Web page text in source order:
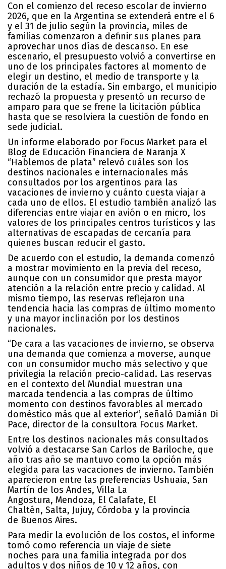
Con el comienzo del receso escolar de invierno
2026, que en la Argentina se extenderá entre el 6
y el 31 de julio según la provincia, miles de
familias comenzaron a definir sus planes para
aprovechar unos días de descanso. En ese
escenario, el presupuesto volvió a convertirse en
uno de los principales factores al momento de
elegir un destino, el medio de transporte y la
duración de la estadía. Sin embargo, el municipio
rechazó la propuesta y presentó un recurso de
amparo para que se frene la licitación pública
hasta que se resolviera la cuestión de fondo en
sede judicial.
Un informe elaborado por Focus Market para el
Blog de Educación Financiera de Naranja X
“Hablemos de plata” relevó cuáles son los
destinos nacionales e internacionales más
consultados por los argentinos para las
vacaciones de invierno y cuánto cuesta viajar a
cada uno de ellos. El estudio también analizó las
diferencias entre viajar en avión o en micro, los
valores de los principales centros turísticos y las
alternativas de escapadas de cercanía para
quienes buscan reducir el gasto.
De acuerdo con el estudio, la demanda comenzó
a mostrar movimiento en la previa del receso,
aunque con un consumidor que presta mayor
atención a la relación entre precio y calidad. Al
mismo tiempo, las reservas reflejaron una
tendencia hacia las compras de último momento
y una mayor inclinación por los destinos
nacionales.
“De cara a las vacaciones de invierno, se observa
una demanda que comienza a moverse, aunque
con un consumidor mucho más selectivo y que
privilegia la relación precio-calidad. Las reservas
en el contexto del Mundial muestran una
marcada tendencia a las compras de último
momento con destinos favorables al mercado
doméstico más que al exterior“, señaló Damián Di
Pace, director de la consultora Focus Market.
Entre los destinos nacionales más consultados
volvió a destacarse San Carlos de Bariloche, que
año tras año se mantuvo como la opción más
elegida para las vacaciones de invierno. También
aparecieron entre las preferencias Ushuaia, San
Martín de los Andes, Villa La
Angostura, Mendoza, El Calafate, El
Chaltén, Salta, Jujuy, Córdoba y la provincia
de Buenos Aires.
Para medir la evolución de los costos, el informe
tomó como referencia un viaje de siete
noches para una familia integrada por dos
adultos y dos niños de 10 y 12 años, con